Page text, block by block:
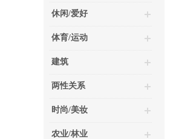
休闲/爱好
体育/运动
建筑
两性关系
时尚/美妆
农业/林业